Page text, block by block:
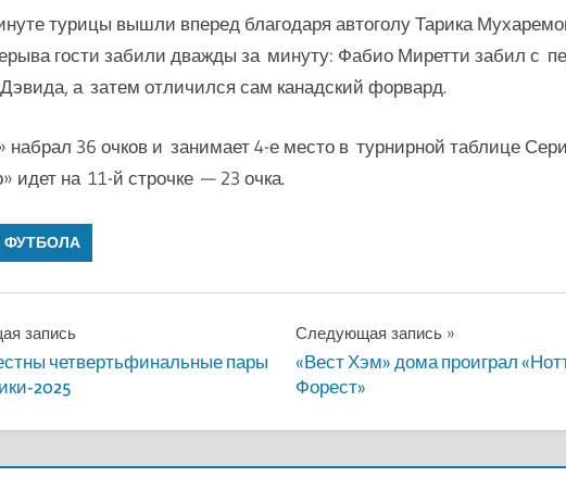
турицы вышли вперед благодаря автоголу Тарика
гости забили дважды за минуту: Фабио Миретти забил с
а затем отличился сам канадский форвард.
набрал 36 очков и занимает 4-е место в турнирной таблице
идет на 11-й строчке — 23 очка.
запись
четвертьфинальные пары
2025
Следующая запись
«Вест Хэм» дома проиграл
Форест»